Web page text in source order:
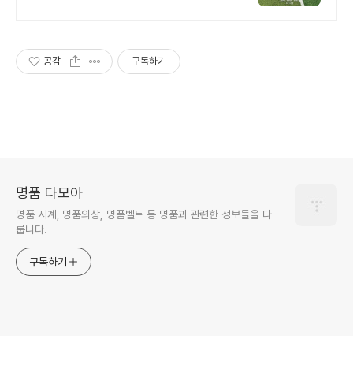
공감 구독하기
명품 다모아
명품 시계, 명품의상, 명품벨트 등 명품과 관련한 정보들을 다
룹니다.
구독하기